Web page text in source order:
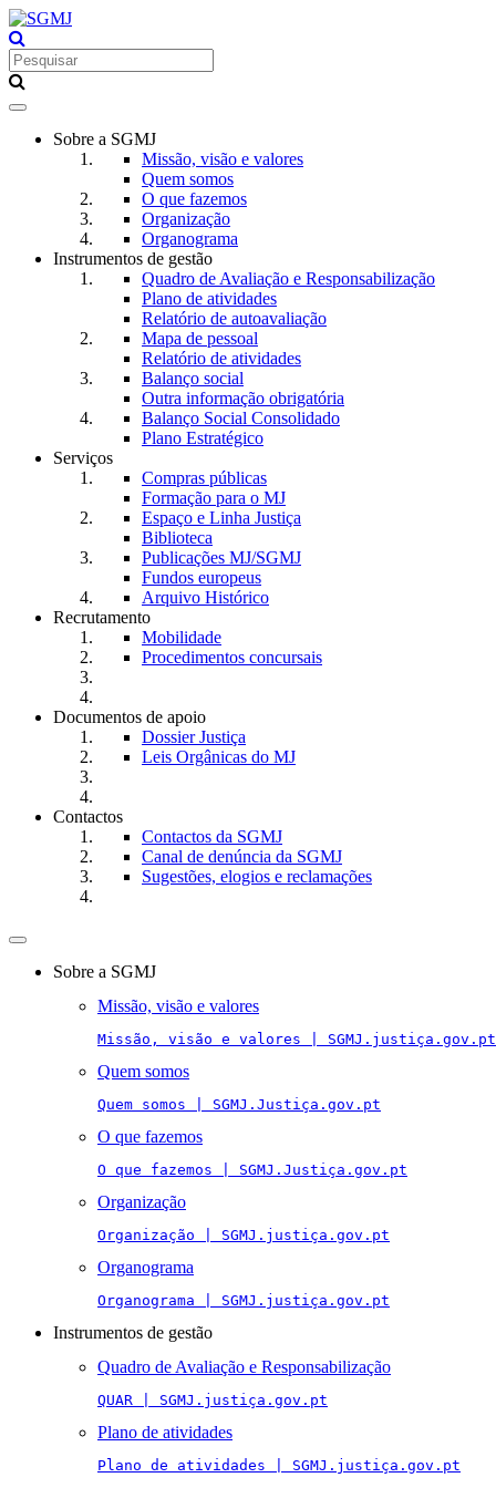
Toggle
navigationSobre a SGMJ
Missão, visão e valores
Quem somos
O que fazemos
Organização
Organograma
Instrumentos de gestão
Quadro de Avaliação e Responsabilização
Plano de atividades
Relatório de autoavaliação
Mapa de pessoal
Relatório de atividades
Balanço social
Outra informação obrigatória
Balanço Social Consolidado
Plano Estratégico
Serviços
Compras públicas
Formação para o MJ
Espaço e Linha Justiça
Biblioteca
Publicações MJ/SGMJ
Fundos europeus
Arquivo Histórico
Recrutamento
Mobilidade
Procedimentos concursais
Documentos de apoio
Dossier Justiça
Leis Orgânicas do MJ
Contactos
Contactos da SGMJ
Canal de denúncia da SGMJ
Sugestões, elogios e reclamações
Toggle
navigationSobre a SGMJ
Missão, visão e valores
Missão, visão e valores | SGMJ.justiça.gov.pt
Quem somos
Quem somos | SGMJ.Justiça.gov.pt
O que fazemos
O que fazemos | SGMJ.Justiça.gov.pt
Organização
Organização | SGMJ.justiça.gov.pt
Organograma
Organograma | SGMJ.justiça.gov.pt
Instrumentos de gestão
Quadro de Avaliação e Responsabilização
QUAR | SGMJ.justiça.gov.pt
Plano de atividades
Plano de atividades | SGMJ.justiça.gov.pt